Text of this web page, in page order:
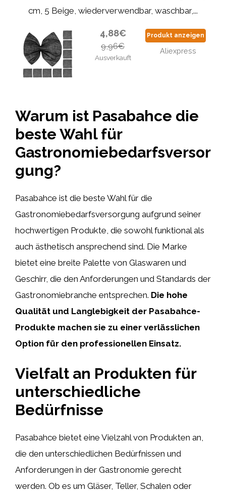
cm, 5 Beige, wiederverwendbar, waschbar,...
4,88€
9,96€
Ausverkauft
Produkt anzeigen
Aliexpress
Warum ist Pasabahce die
beste Wahl für
Gastronomiebedarfsversor
gung?
Pasabahce ist die beste Wahl für die
Gastronomiebedarfsversorgung aufgrund seiner
hochwertigen Produkte, die sowohl funktional als
auch ästhetisch ansprechend sind. Die Marke
bietet eine breite Palette von Glaswaren und
Geschirr, die den Anforderungen und Standards der
Gastronomiebranche entsprechen. Die hohe
Qualität und Langlebigkeit der Pasabahce-
Produkte machen sie zu einer verlässlichen
Option für den professionellen Einsatz.
Vielfalt an Produkten für
unterschiedliche
Bedürfnisse
Pasabahce bietet eine Vielzahl von Produkten an,
die den unterschiedlichen Bedürfnissen und
Anforderungen in der Gastronomie gerecht
werden. Ob es um Gläser, Teller, Schalen oder